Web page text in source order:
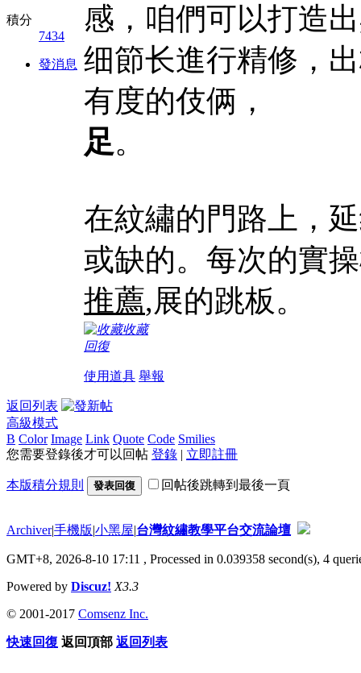
積分
7434
發消息
感，咱們可以打造
细節长進行精修，
有度的伎俩，
足。
在紋繡的門路上，
或缺的。每次的實
推薦,展的跳板。
收藏
回復
使用道具 舉報
返回列表
高級模式
B Color Image Link Quote Code Smilies
您需要登錄後才可以回帖 登錄 | 立即註冊
本版積分規則 發表回復 回帖後跳轉到最後一頁
Archiver|手機版|小黑屋|台灣紋繡教學平台交流論壇
GMT+8, 2026-8-10 17:11 , Processed in 0.039358 second(s), 4
Powered by Discuz! X3.3
© 2001-2017 Comsenz Inc.
快速回復 返回頂部 返回列表